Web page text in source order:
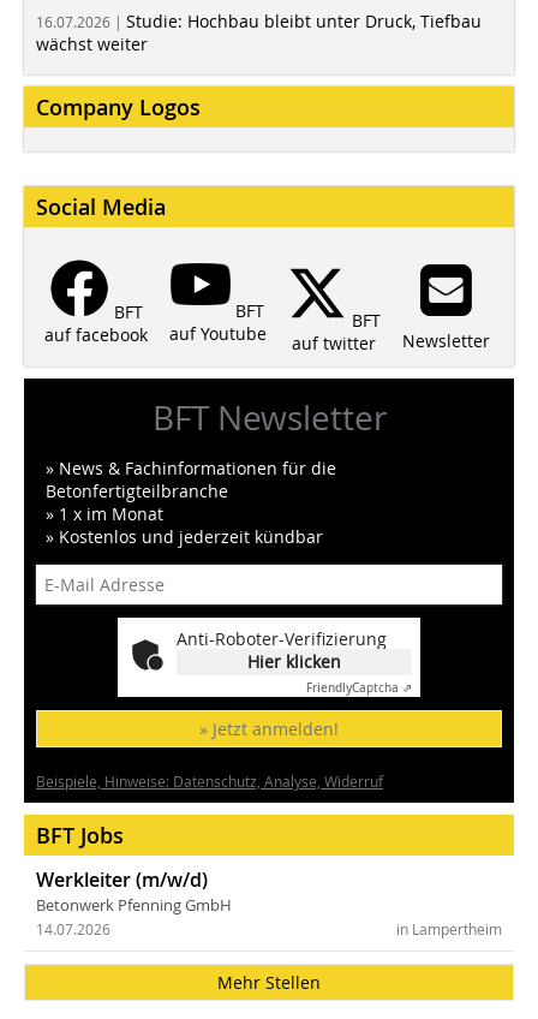
16.07.2026 | Studie: Hochbau bleibt unter Druck, Tiefbau
wächst weiter
Company Logos
Social Media
BFT
auf facebook
BFT
auf Youtube
BFT
auf twitter
Newsletter
BFT Newsletter
» News & Fachinformationen für die
Betonfertigteilbranche
» 1 x im Monat
» Kostenlos und jederzeit kündbar
Anti-Roboter-Verifizierung
Hier klicken
FriendlyCaptcha ⇗
» Jetzt anmelden!
Beispiele, Hinweise: Datenschutz, Analyse, Widerruf
BFT Jobs
Werkleiter (m/w/d)
Betonwerk Pfenning GmbH
in Lampertheim
14.07.2026
Mehr Stellen